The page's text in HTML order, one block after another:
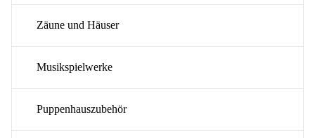
Zäune und Häuser
Musikspielwerke
Puppenhauszubehör